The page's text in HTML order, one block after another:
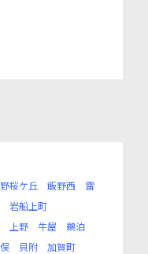
桜ケ丘 飯野西
雷
岩船上町
上野 牛屋
鵜泊
貝附
加賀町